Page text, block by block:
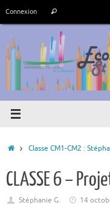
Connexion
:
Rechercher
Accueil
Classe CM1-CM2 :
CLASSE 6 –
Stéphanie G. 14